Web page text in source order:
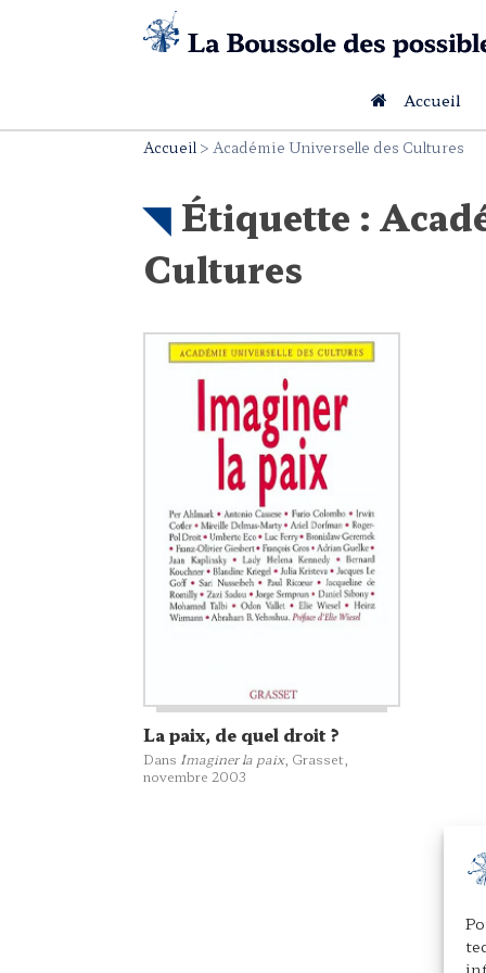
Accueil
Accueil > Académie Universelle des Cultures
Étiquette :
Cultures
La paix, de quel droit ?
Dans Imaginer la paix, Grasset,
novembre 2003